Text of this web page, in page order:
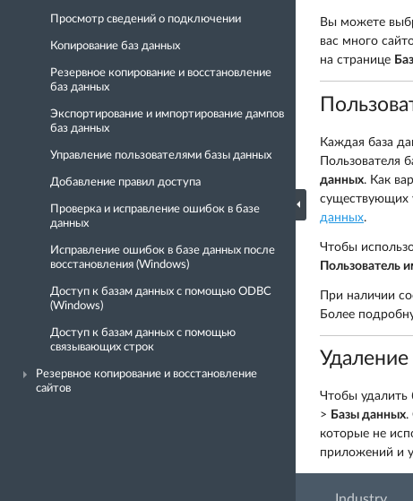
Просмотр сведений о подключении
Копирование баз данных
Резервное копирование и восстановление
баз данных
Экспортирование и импортирование дампов
баз данных
Управление пользователями базы данных
Добавление правил доступа
Проверка и исправление ошибок в базе
данных
Исправление ошибок в базе данных после
восстановления (Windows)
Доступ к базам данных с помощью ODBC
(Windows)
Доступ к базам данных с помощью
связывающих строк
Резервное копирование и восстановление
сайтов
Вы можете
вас много
на странице
Каждая база
Пользователя
данных. Как
существующих
данных.
Чтобы
Пользователь
При наличии
Более
Чтобы удалить
> Базы данных.
которые не
приложений и